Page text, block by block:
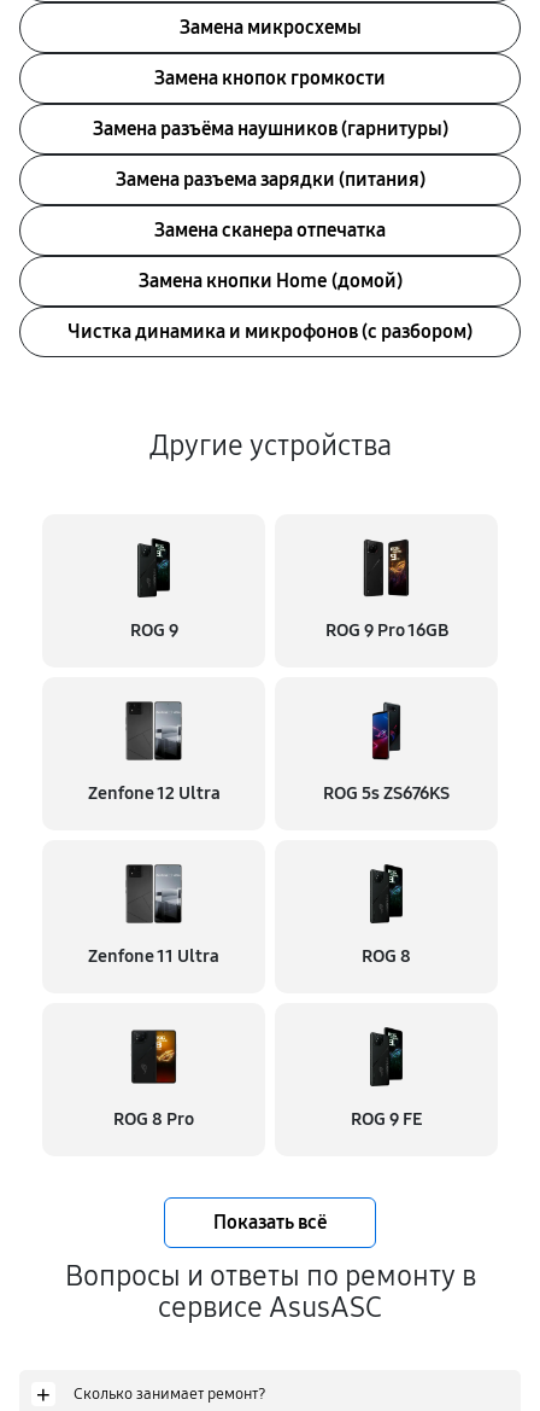
Замена микросхемы
Замена кнопок громкости
Замена разъёма наушников (гарнитуры)
Замена разъема зарядки (питания)
Замена сканера отпечатка
Замена кнопки Home (домой)
Чистка динамика и микрофонов (с разбором)
Другие устройства
ROG 9 ROG 9 Pro 16GB
Zenfone 12 Ultra ROG 5s ZS676KS
Zenfone 11 Ultra ROG 8
ROG 8 Pro ROG 9 FE
Показать всё
Вопросы и ответы по ремонту в
сервисе AsusASC
+ Сколько занимает ремонт?